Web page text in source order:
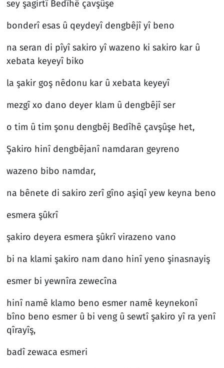
sey şagirtî Bedîhê çavşûşe
bonderî esas û qeydeyî dengbêjî yî beno
na seran di pîyî sakiro yî wazeno ki sakiro kar û
xebata keyeyî biko
la şakir goş nêdonu kar û xebata keyeyî
mezgî xo dano deyer klam û dengbêjî ser
o tim û tim şonu dengbêj Bedîhê çavşûşe het,
Şakiro hinî dengbêjanî namdaran geyreno
wazeno bibo namdar,
na bênete di sakiro zerî gîno aşiqî yew keyna beno
esmera şûkrî
şakiro deyera esmera şûkrî virazeno vano
bi na klami şakiro nam dano hinî yeno şinasnayiş
esmer bi yewnîra zewecîna
hinî namê klamo beno esmer namê keynekonî
bîno beno esmer û bi veng û sewtî şakiro yî ra yenî
qîrayîş,
badî zewaca esmeri